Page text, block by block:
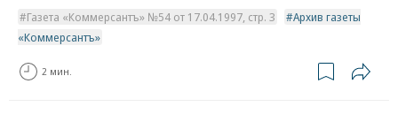
Газета «Коммерсантъ» №54 от 17.04.1997, стр. 3
Архив газеты
«Коммерсантъ»
2 мин.